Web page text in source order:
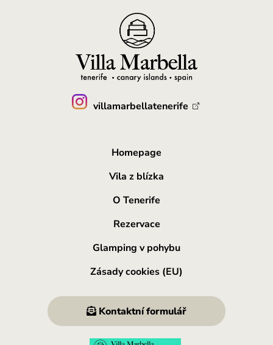
villamarbellatenerife
Homepage
Vila z blízka
O Tenerife
Rezervace
Glamping v pohybu
Zásady cookies (EU)
Kontaktní formulář